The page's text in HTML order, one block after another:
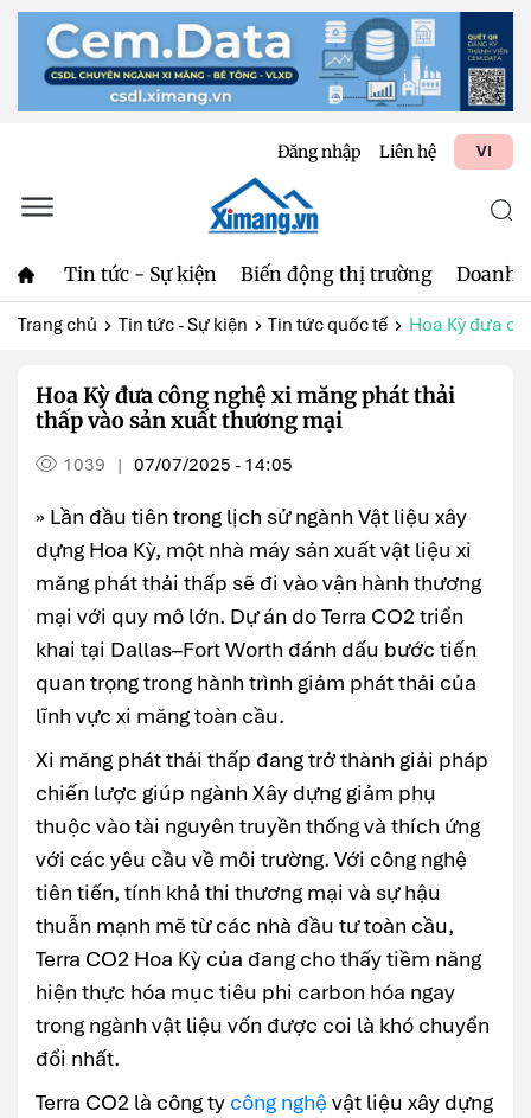
Đăng nhập Liên hệ VI
Tin tức - Sự kiện Biến động thị trường Doanh
Trang chủ Tin tức - Sự kiện Tin tức quốc tế Hoa Kỳ đưa
Hoa Kỳ đưa công nghệ xi măng phát thải
thấp vào sản xuất thương mại
1039 | 07/07/2025 - 14:05
» Lần đầu tiên trong lịch sử ngành Vật liệu xây
dựng Hoa Kỳ, một nhà máy sản xuất vật liệu xi
măng phát thải thấp sẽ đi vào vận hành thương
mại với quy mô lớn. Dự án do Terra CO2 triển
khai tại Dallas–Fort Worth đánh dấu bước tiến
quan trọng trong hành trình giảm phát thải của
lĩnh vực xi măng toàn cầu.
Xi măng phát thải thấp đang trở thành giải pháp
chiến lược giúp ngành Xây dựng giảm phụ
thuộc vào tài nguyên truyền thống và thích ứng
với các yêu cầu về môi trường. Với công nghệ
tiên tiến, tính khả thi thương mại và sự hậu
thuẫn mạnh mẽ từ các nhà đầu tư toàn cầu,
Terra CO2 Hoa Kỳ của đang cho thấy tiềm năng
hiện thực hóa mục tiêu phi carbon hóa ngay
trong ngành vật liệu vốn được coi là khó chuyển
đổi nhất.
Terra CO2 là công ty công nghệ vật liệu xây dựng